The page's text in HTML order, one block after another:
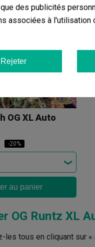
OG XL Auto
-20%
au panier
OG Runtz XL
les tous en cliquant sur
des publicités
associées à l'utilisation
Rejeter